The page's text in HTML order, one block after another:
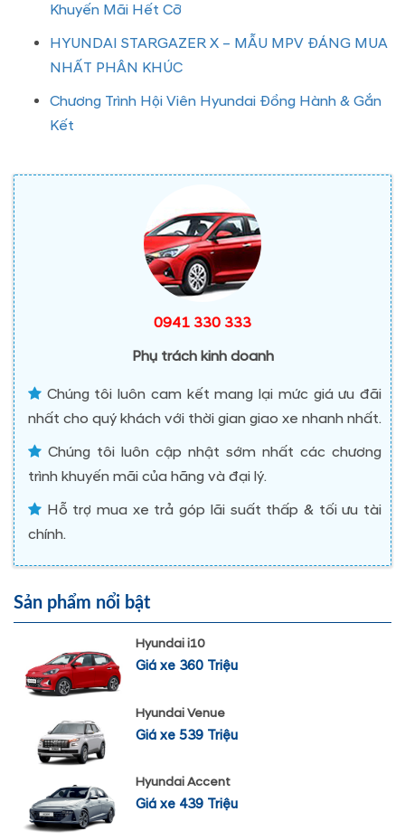
Khuyến Mãi Hết Cỡ
HYUNDAI STARGAZER X – MẪU MPV ĐÁNG MUA
NHẤT PHÂN KHÚC
Chương Trình Hội Viên Hyundai Đồng Hành & Gắn
Kết
0941 330 333
Phụ trách kinh doanh
Chúng tôi luôn cam kết mang lại mức giá ưu đãi
nhất cho quý khách với thời gian giao xe nhanh nhất.
Chúng tôi luôn cập nhật sớm nhất các chương
trình khuyến mãi của hãng và đại lý.
Hỗ trợ mua xe trả góp lãi suất thấp & tối ưu tài
chính.
Sản phẩm nổi bật
Hyundai i10
Giá xe 360 Triệu
Hyundai Venue
Giá xe 539 Triệu
Hyundai Accent
Giá xe 439 Triệu